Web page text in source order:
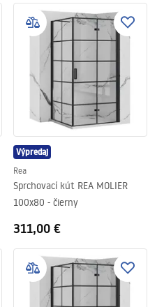
Výpredaj
Rea
Sprchovací kút REA MOLIER
100x80 - čierny
311,00 €